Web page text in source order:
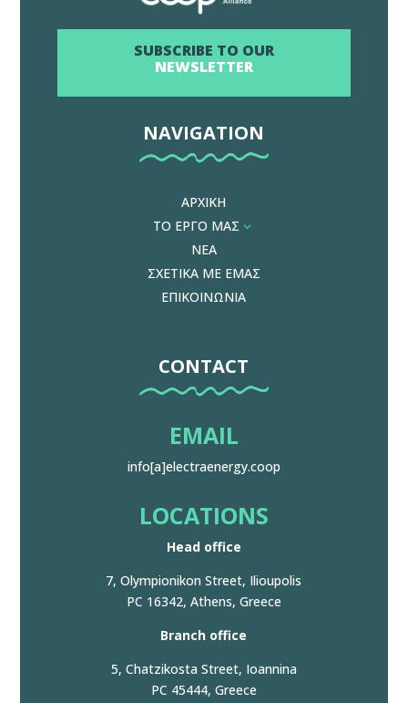
SUBSCRIBE TO OUR
NEWSLETTER
NAVIGATION
ΑΡΧΙΚΗ
ΤΟ ΕΡΓΟ ΜΑΣ 3
ΝΕΑ
ΣΧΕΤΙΚΑ ΜΕ ΕΜΑΣ
ΕΠΙΚΟΙΝΩΝΙΑ
CONTACT
EMAIL
info[a]electraenergy.coop
LOCATIONS
Head office
7, Olympionikon Street, Ilioupolis
PC 16342, Athens, Greece
Branch office
5, Chatzikosta Street, Ioannina
PC 45444, Greece